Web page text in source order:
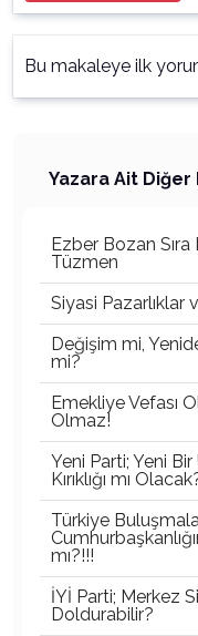
Bu makaleye ilk
Yazara Ait
Ezber Bozan Sıra
Tüzmen
Siyasi Pazarlıklar
Değişim mi,
mi?
Emekliye Vefası
Olmaz!
Yeni Parti; Yeni
Kırıklığı mı
Türkiye
mı?!!!
İYİ Parti; Merkez
Doldurabilir?